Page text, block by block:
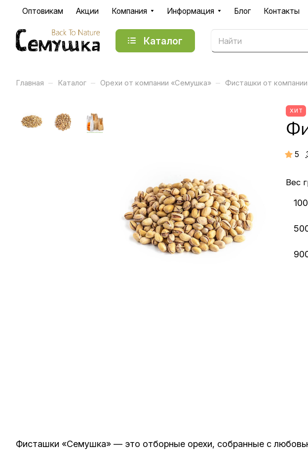
Оптовикам Акции Компания Информация Блог Контакты
Каталог
Главная – Каталог – Орехи от компании «Семушка» – Фисташки от
ХИТ
5
Вес
100
Фисташки «Семушка» — это отборные орехи, собранные с